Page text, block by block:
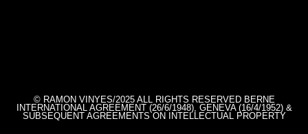
© RAMON VINYES/2025 ALL RIGHTS RESERVED BERNE
INTERNATIONAL AGREEMENT (26/6/1948), GENEVA (16/4/1952) &
SUBSEQUENT AGREEMENTS ON INTELLECTUAL PROPERTY